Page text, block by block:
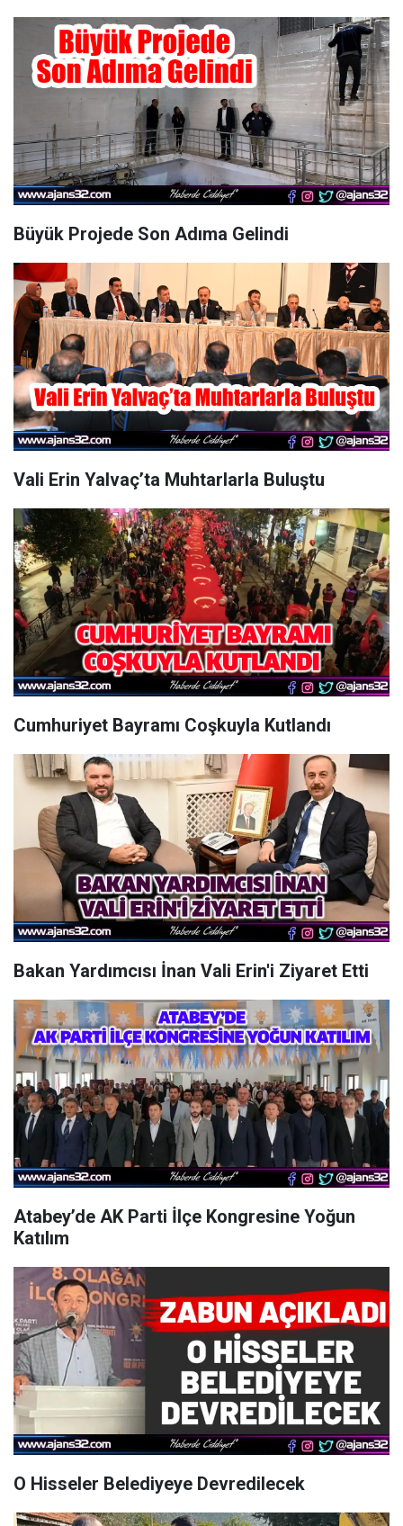
Büyük Projede Son Adıma Gelindi
Vali Erin Yalvaç’ta Muhtarlarla Buluştu
Cumhuriyet Bayramı Coşkuyla Kutlandı
Bakan Yardımcısı İnan Vali Erin'i Ziyaret Etti
Atabey’de AK Parti İlçe Kongresine Yoğun
Katılım
O Hisseler Belediyeye Devredilecek